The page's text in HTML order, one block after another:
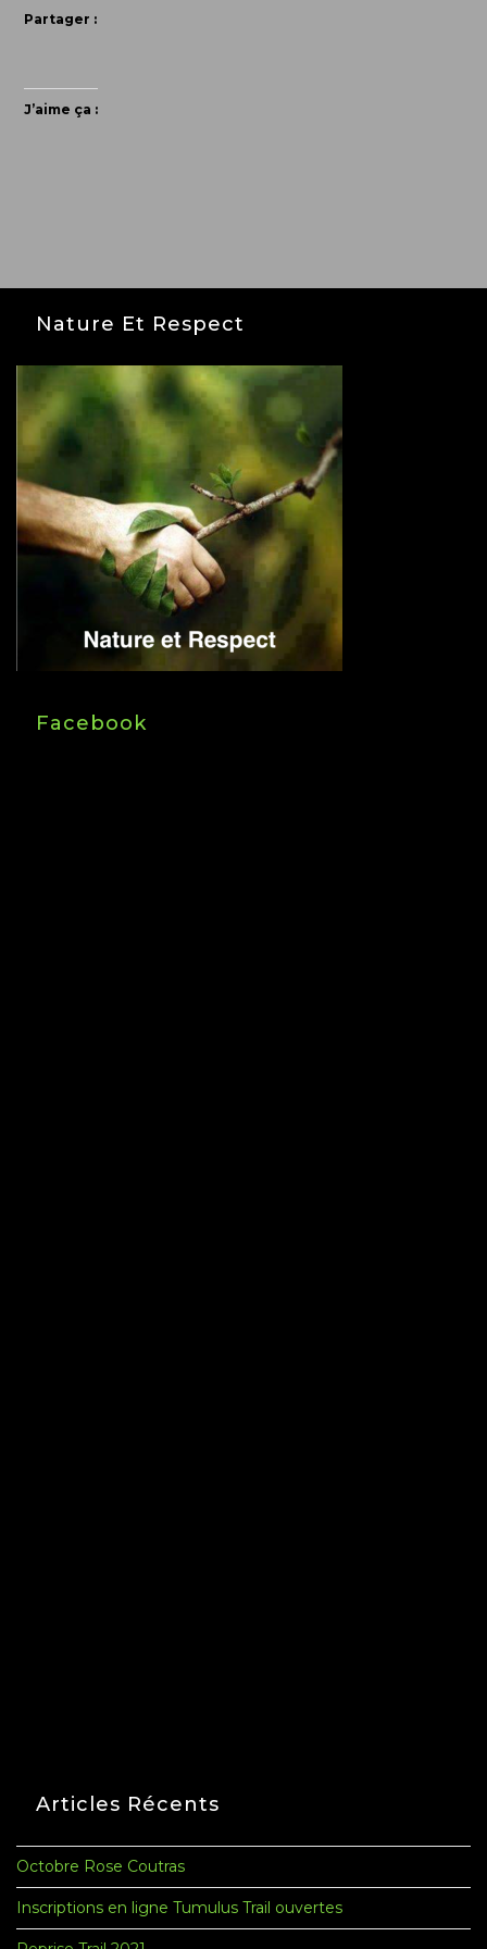
Partager :
J’aime ça :
Nature Et Respect
Facebook
Articles Récents
Octobre Rose Coutras
Inscriptions en ligne Tumulus Trail ouvertes